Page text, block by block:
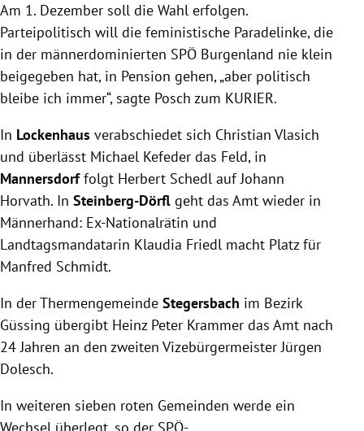
Am 1. Dezember soll die Wahl erfolgen.
Parteipolitisch will die feministische Paradelinke, die
in der männerdominierten SPÖ Burgenland nie klein
beigegeben hat, in Pension gehen, „aber politisch
bleibe ich immer“, sagte Posch zum KURIER.
In Lockenhaus verabschiedet sich Christian Vlasich
und überlässt Michael Kefeder das Feld, in
Mannersdorffolgt Herbert Schedl auf Johann
Horvath. In Steinberg-Dörfl geht das Amt wieder in
Männerhand: Ex-Nationalrätin und
Landtagsmandatarin Klaudia Friedl macht Platz für
Manfred Schmidt.
In der Thermengemeinde Stegersbach im Bezirk
Güssing übergibt Heinz Peter Krammer das Amt nach
24 Jahren an den zweiten Vizebürgermeister Jürgen
Dolesch.
In weiteren sieben roten Gemeinden werde ein